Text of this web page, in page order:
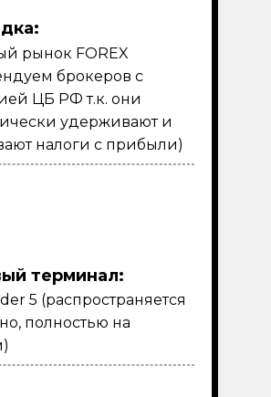
рынок FOREX
брокеров с
ЦБ РФ т.к. они
удерживают и
налоги с прибыли)
терминал:
5 (распространяется
полностью на